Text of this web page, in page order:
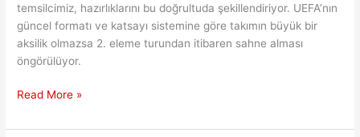
temsilcimiz, hazırlıklarını bu doğrultuda şekillendiriyor. UEFA’nın
güncel formatı ve katsayı sistemine göre takımın büyük bir
aksilik olmazsa 2. eleme turundan itibaren sahne alması
öngörülüyor.
Sarı
Devler
Read More »